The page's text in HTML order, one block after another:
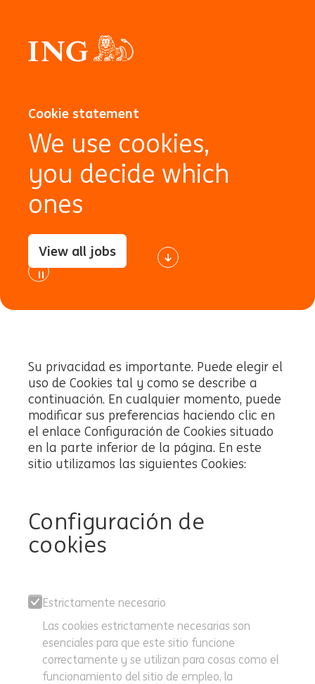
Cookie statement
We use cookies,
you decide which
ones
View all jobs
Su privacidad es importante. Puede elegir el
uso de Cookies tal y como se describe a
continuación. En cualquier momento, puede
modificar sus preferencias haciendo clic en
el enlace Configuración de Cookies situado
en la parte inferior de la página. En este
sitio utilizamos las siguientes Cookies:
Configuración de
cookies
Estrictamente necesario
Las cookies estrictamente necesarias son
esenciales para que este sitio funcione
correctamente y se utilizan para cosas como el
funcionamiento del sitio de empleo, la